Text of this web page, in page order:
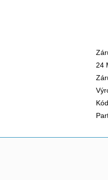
24